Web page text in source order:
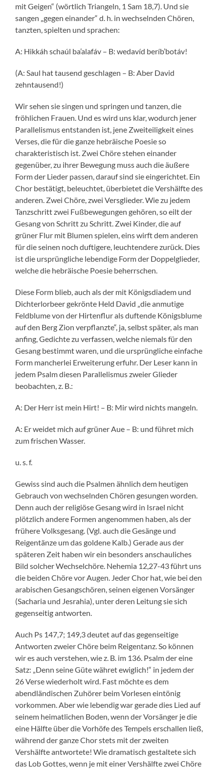
mit Geigen“ (wörtlich Triangeln, 1 Sam 18,7). Und sie
sangen „gegen einander“ d. h. in wechselnden Chören,
tanzten, spielten und sprachen:
A: Hikkáh schaúl ba’alafáv – B: wedavíd beríb’botáv!
(A: Saul hat tausend geschlagen – B: Aber David
zehntausend!)
Wir sehen sie singen und springen und tanzen, die
fröhlichen Frauen. Und es wird uns klar, wodurch jener
Parallelismus entstanden ist, jene Zweiteiligkeit eines
Verses, die für die ganze hebräische Poesie so
charakteristisch ist. Zwei Chöre stehen einander
gegenüber, zu ihrer Bewegung muss auch die äußere
Form der Lieder passen, darauf sind sie eingerichtet. Ein
Chor bestätigt, beleuchtet, überbietet die Vershälfte des
anderen. Zwei Chöre, zwei Versglieder. Wie zu jedem
Tanzschritt zwei Fußbewegungen gehören, so eilt der
Gesang von Schritt zu Schritt. Zwei Kinder, die auf
grüner Flur mit Blumen spielen, eins wirft dem anderen
für die seinen noch duftigere, leuchtendere zurück. Dies
ist die ursprüngliche lebendige Form der Doppelglieder,
welche die hebräische Poesie beherrschen.
Diese Form blieb, auch als der mit Königsdiadem und
Dichterlorbeer gekrönte Held David „die anmutige
Feldblume von der Hirtenflur als duftende Königsblume
auf den Berg Zion verpflanzte“, ja, selbst später, als man
anfing, Gedichte zu verfassen, welche niemals für den
Gesang bestimmt waren, und die ursprüngliche einfache
Form mancherlei Erweiterung erfuhr. Der Leser kann in
jedem Psalm diesen Parallelismus zweier Glieder
beobachten, z. B.:
A: Der Herr ist mein Hirt! – B: Mir wird nichts mangeln.
A: Er weidet mich auf grüner Aue – B: und führet mich
zum frischen Wasser.
u. s. f.
Gewiss sind auch die Psalmen ähnlich dem heutigen
Gebrauch von wechselnden Chören gesungen worden.
Denn auch der religiöse Gesang wird in Israel nicht
plötzlich andere Formen angenommen haben, als der
frühere Volksgesang. (Vgl. auch die Gesänge und
Reigentänze um das goldene Kalb.) Gerade aus der
späteren Zeit haben wir ein besonders anschauliches
Bild solcher Wechselchöre. Nehemia 12,27-43 führt uns
die beiden Chöre vor Augen. Jeder Chor hat, wie bei den
arabischen Gesangschören, seinen eigenen Vorsänger
(Sacharia und Jesrahia), unter deren Leitung sie sich
gegenseitig antworten.
Auch Ps 147,7; 149,3 deutet auf das gegenseitige
Antworten zweier Chöre beim Reigentanz. So können
wir es auch verstehen, wie z. B. im 136. Psalm der eine
Satz: „Denn seine Güte währet ewiglich!“ in jedem der
26 Verse wiederholt wird. Fast möchte es dem
abendländischen Zuhörer beim Vorlesen eintönig
vorkommen. Aber wie lebendig war gerade dies Lied auf
seinem heimatlichen Boden, wenn der Vorsänger je die
eine Hälfte über die Vorhöfe des Tempels erschallen ließ,
während der ganze Chor stets mit der zweiten
Vershälfte antwortete! Wie dramatisch gestaltete sich
das Lob Gottes, wenn je mit einer Vershälfte zwei Chöre